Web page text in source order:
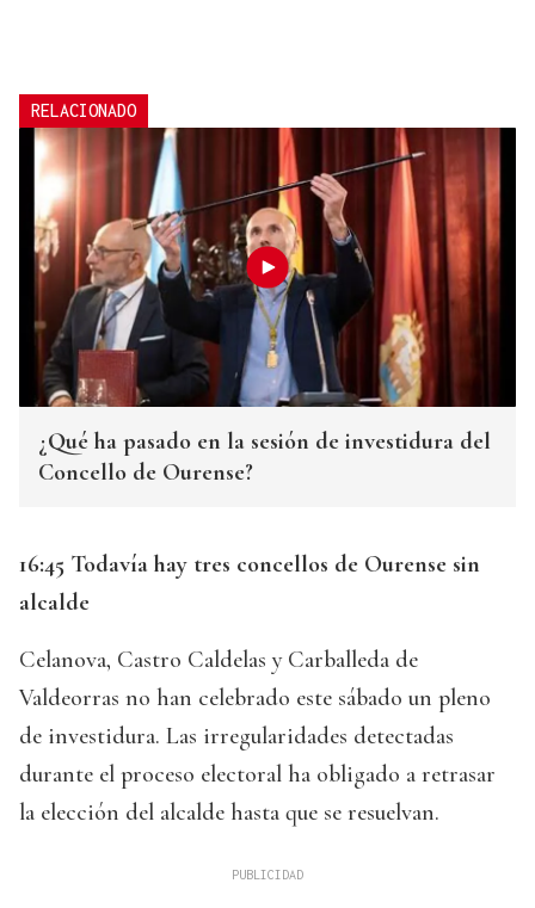
RELACIONADO
¿Qué ha pasado en la sesión de investidura del
Concello de Ourense?
16:45 Todavía hay tres concellos de Ourense sin
alcalde
Celanova, Castro Caldelas y Carballeda de
Valdeorras no han celebrado este sábado un pleno
de investidura. Las irregularidades detectadas
durante el proceso electoral ha obligado a retrasar
la elección del alcalde hasta que se resuelvan.